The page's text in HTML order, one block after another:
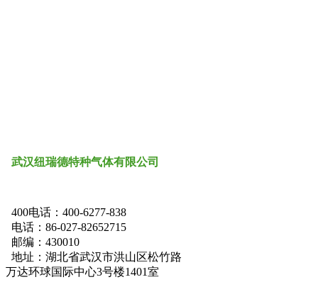
武汉纽瑞德特种气体有限公司
400电话：400-6277-838
电话：86-027-82652715
邮编：430010
地址：湖北省武汉市洪山区松竹路
万达环球国际中心3号楼1401室